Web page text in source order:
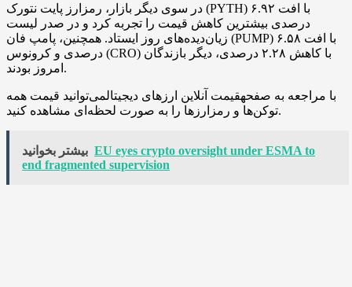
در سوی دیگر بازار، رمزارز پایت نتورک (PYTH) با افت ۶.۹۲
درصدی بیشترین کاهش قیمت را تجربه کرد و در صدر لیست
زیان‌دیده‌های روز ایستاد. همچنین، پامپ فان (PUMP) با افت ۶.۵۸
درصدی و کرونوس (CRO) با کاهش ۲.۲۸ درصدی، دیگر بازندگان
امروز بودند.
با مراجعه به صفحهقیمت آنلاین ارزهای دیجیتالمی‌توانید قیمت همه
توکن‌ها و رمزارزها را به صورت لحظه‌ای مشاهده کنید.
بیشتر بخوانید EU eyes crypto oversight under ESMA to
end fragmented supervision